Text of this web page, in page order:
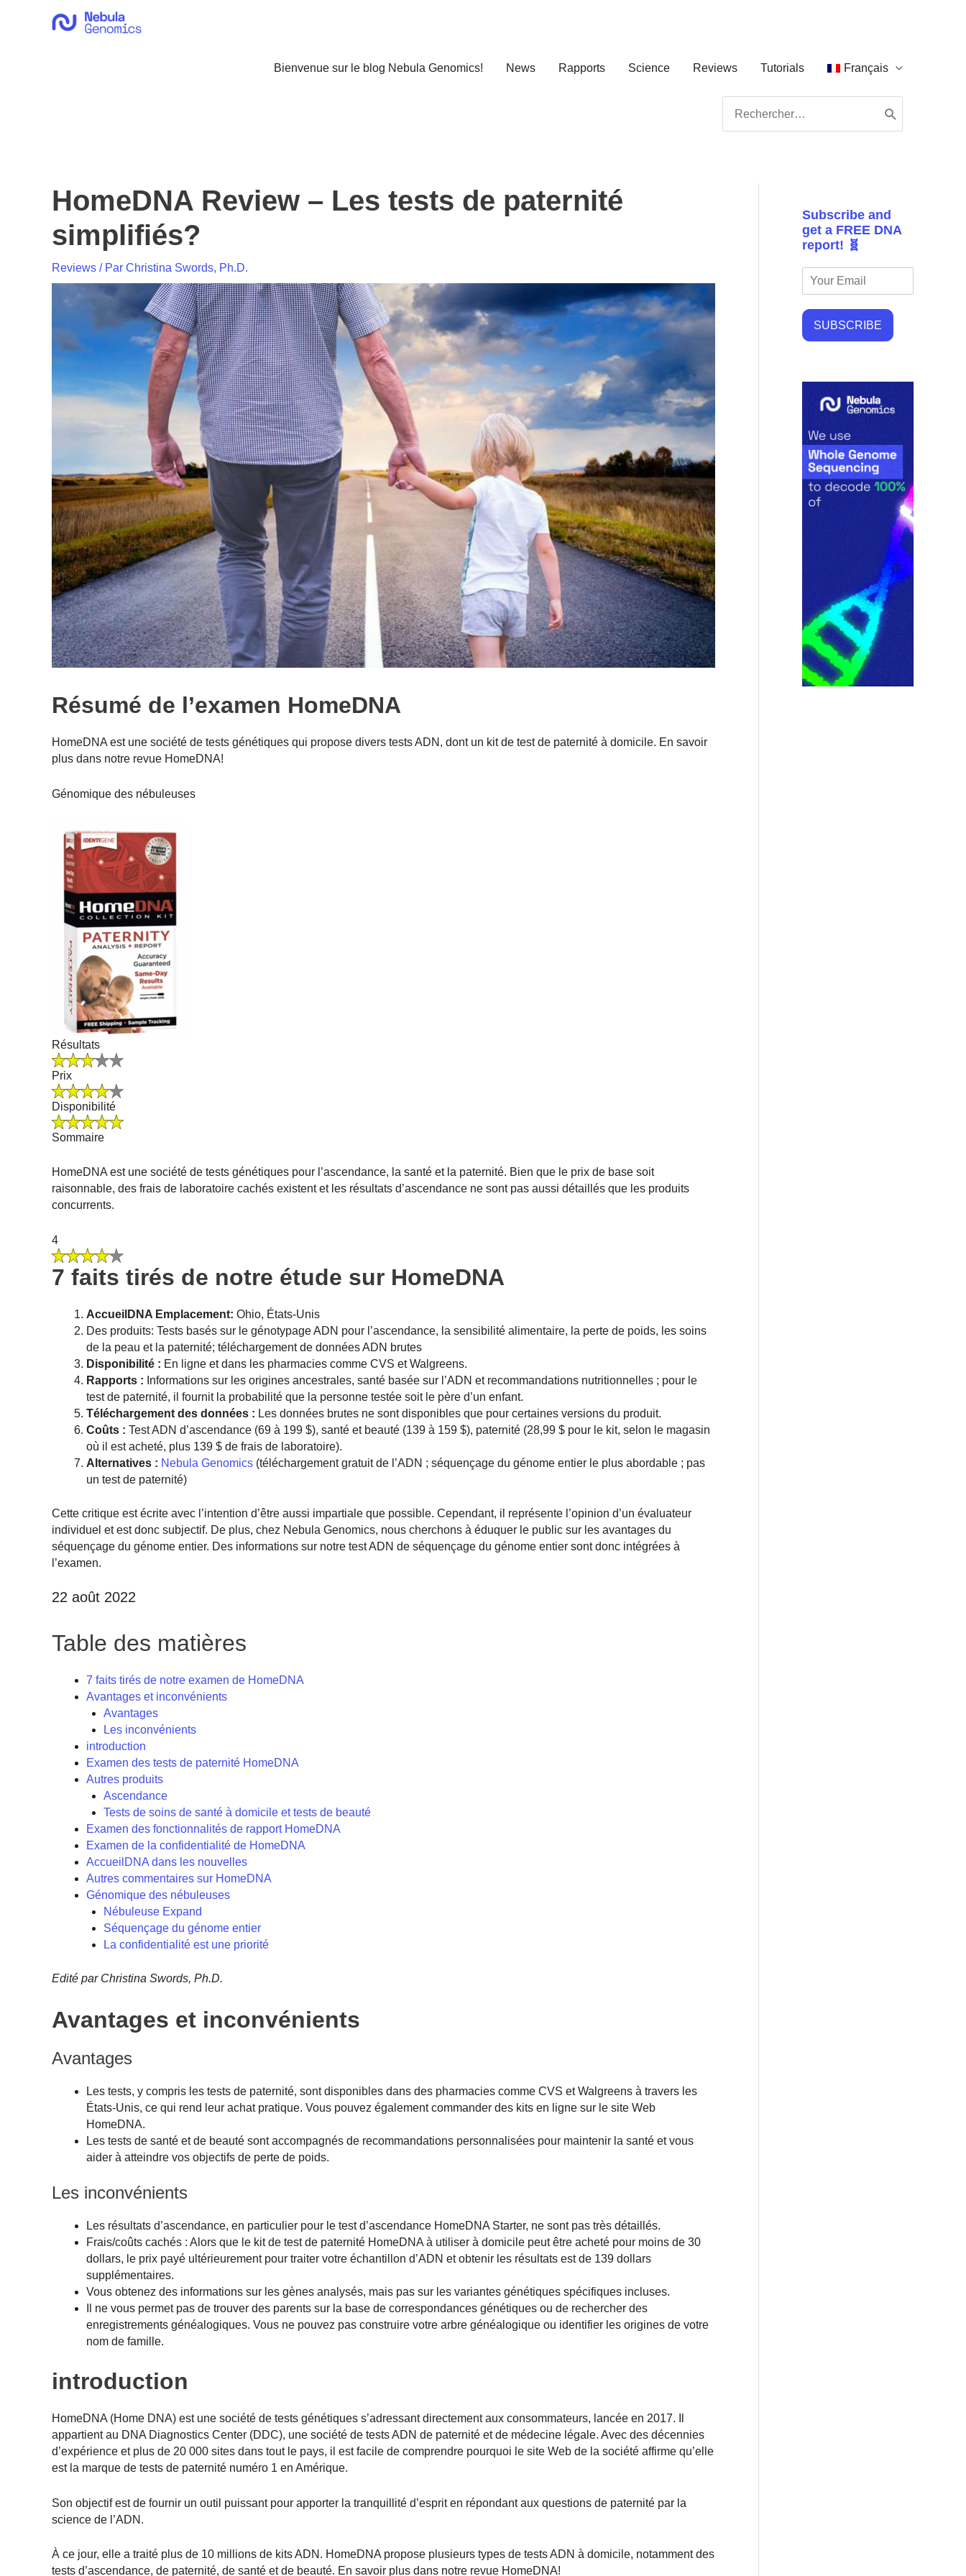
Bienvenue sur le blog Nebula Genomics! News Rapports Science Reviews Tutorials Français
for:
HomeDNA Review – Les tests de paternité
simplifiés?
Reviews / Par Christina Swords, Ph.D.
Résumé de l’examen HomeDNA
HomeDNA est une société de tests génétiques qui propose divers tests ADN, dont un kit de test de paternité à domicile. En savoir
plus dans notre revue HomeDNA!
Génomique des nébuleuses
Résultats
Prix
Disponibilité
Sommaire
HomeDNA est une société de tests génétiques pour l’ascendance, la santé et la paternité. Bien que le prix de base soit
raisonnable, des frais de laboratoire cachés existent et les résultats d’ascendance ne sont pas aussi détaillés que les produits
concurrents.
4
7 faits tirés de notre étude sur HomeDNA
AccueilDNA Emplacement: Ohio, États-Unis
Des produits: Tests basés sur le génotypage ADN pour l’ascendance, la sensibilité alimentaire, la perte de poids, les soins
de la peau et la paternité; téléchargement de données ADN brutes
Disponibilité : En ligne et dans les pharmacies comme CVS et Walgreens.
Rapports : Informations sur les origines ancestrales, santé basée sur l’ADN et recommandations nutritionnelles ; pour le
test de paternité, il fournit la probabilité que la personne testée soit le père d’un enfant.
Téléchargement des données : Les données brutes ne sont disponibles que pour certaines versions du produit.
Coûts : Test ADN d’ascendance (69 à 199 $), santé et beauté (139 à 159 $), paternité (28,99 $ pour le kit, selon le magasin
où il est acheté, plus 139 $ de frais de laboratoire).
Alternatives : Nebula Genomics (téléchargement gratuit de l’ADN ; séquençage du génome entier le plus abordable ; pas
un test de paternité)
Cette critique est écrite avec l’intention d’être aussi impartiale que possible. Cependant, il représente l’opinion d’un évaluateur
individuel et est donc subjectif. De plus, chez Nebula Genomics, nous cherchons à éduquer le public sur les avantages du
séquençage du génome entier. Des informations sur notre test ADN de séquençage du génome entier sont donc intégrées à
l’examen.
22 août 2022
Table des matières
7 faits tirés de notre examen de HomeDNA
Avantages et inconvénients
Avantages
Les inconvénients
introduction
Examen des tests de paternité HomeDNA
Autres produits
Ascendance
Tests de soins de santé à domicile et tests de beauté
Examen des fonctionnalités de rapport HomeDNA
Examen de la confidentialité de HomeDNA
AccueilDNA dans les nouvelles
Autres commentaires sur HomeDNA
Génomique des nébuleuses
Nébuleuse Expand
Séquençage du génome entier
La confidentialité est une priorité
Edité par Christina Swords, Ph.D.
Avantages et inconvénients
Avantages
Les tests, y compris les tests de paternité, sont disponibles dans des pharmacies comme CVS et Walgreens à travers les
États-Unis, ce qui rend leur achat pratique. Vous pouvez également commander des kits en ligne sur le site Web
HomeDNA.
Les tests de santé et de beauté sont accompagnés de recommandations personnalisées pour maintenir la santé et vous
aider à atteindre vos objectifs de perte de poids.
Les inconvénients
Les résultats d’ascendance, en particulier pour le test d’ascendance HomeDNA Starter, ne sont pas très détaillés.
Frais/coûts cachés : Alors que le kit de test de paternité HomeDNA à utiliser à domicile peut être acheté pour moins de 30
dollars, le prix payé ultérieurement pour traiter votre échantillon d’ADN et obtenir les résultats est de 139 dollars
supplémentaires.
Vous obtenez des informations sur les gènes analysés, mais pas sur les variantes génétiques spécifiques incluses.
Il ne vous permet pas de trouver des parents sur la base de correspondances génétiques ou de rechercher des
enregistrements généalogiques. Vous ne pouvez pas construire votre arbre généalogique ou identifier les origines de votre
nom de famille.
introduction
HomeDNA (Home DNA) est une société de tests génétiques s’adressant directement aux consommateurs, lancée en 2017. Il
appartient au DNA Diagnostics Center (DDC), une société de tests ADN de paternité et de médecine légale. Avec des décennies
d’expérience et plus de 20 000 sites dans tout le pays, il est facile de comprendre pourquoi le site Web de la société affirme qu’elle
est la marque de tests de paternité numéro 1 en Amérique.
Son objectif est de fournir un outil puissant pour apporter la tranquillité d’esprit en répondant aux questions de paternité par la
science de l’ADN.
À ce jour, elle a traité plus de 10 millions de kits ADN. HomeDNA propose plusieurs types de tests ADN à domicile, notamment des
tests d’ascendance, de paternité, de santé et de beauté. En savoir plus dans notre revue HomeDNA!
Subscribe and
get a FREE DNA
report! 🧬
SUBSCRIBE